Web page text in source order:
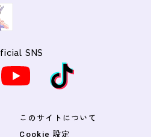
SNS
このサイトについて
Cookie 設定